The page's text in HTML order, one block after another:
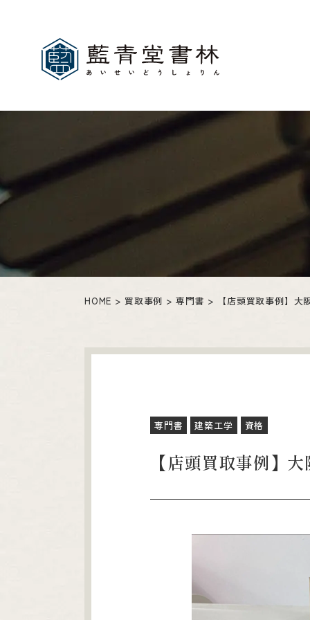
HOME 買取事例 専門書 【店頭買取事例】
専門書 建築工学 資格
【店頭買取事例】